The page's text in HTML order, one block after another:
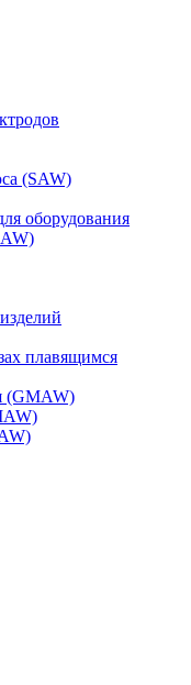
(SAW)
оборудования
плавящимся
(GMAW)